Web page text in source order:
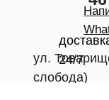
24/7
ул.
слобода)